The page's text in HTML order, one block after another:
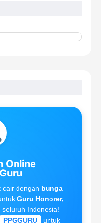
Online
cair dengan bunga
Guru Honorer,
seluruh Indonesia!
PPGGURU
untuk